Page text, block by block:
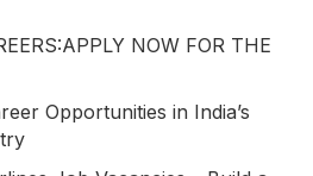
NOW FOR THE
Opportunities in India’s